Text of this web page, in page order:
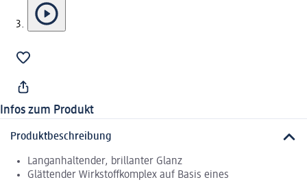
Infos zum Produkt
Produktbeschreibung
Langanhaltender, brillanter Glanz
Glättender Wirkstoffkomplex auf Basis eines